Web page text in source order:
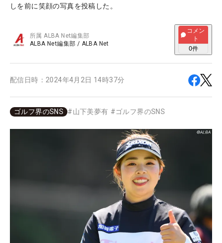
しを前に笑顔の写真を投稿した。
所属ALBA Net編集部
ALBA Net編集部 / ALBA Net
コメン
ト
0件
配信日時： 2024年4月2日 14時37分
ゴルフ界のSNS #山下美夢有 #ゴルフ界のSNS